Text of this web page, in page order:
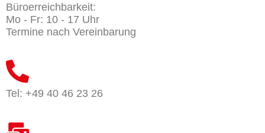
Büroerreichbarkeit:
Mo - Fr: 10 - 17 Uhr
Termine nach Vereinbarung
Tel: +49 40 46 23 26